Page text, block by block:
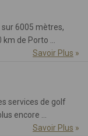
6005 mètres,
de Porto ...
Savoir Plus »
services de golf
encore ...
Savoir Plus »